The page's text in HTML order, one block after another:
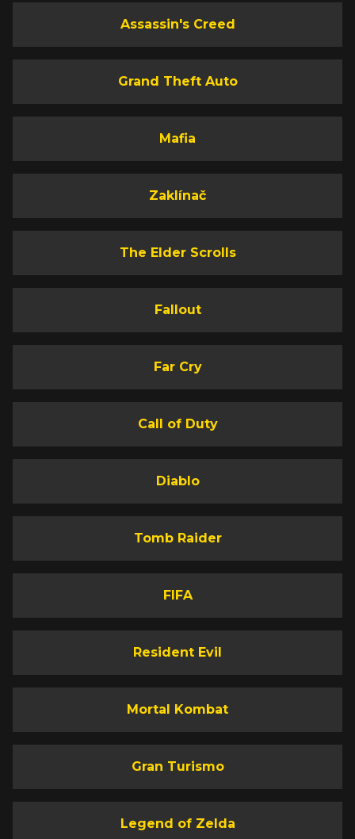
Assassin's Creed
Grand Theft Auto
Mafia
Zaklínač
The Elder Scrolls
Fallout
Far Cry
Call of Duty
Diablo
Tomb Raider
FIFA
Resident Evil
Mortal Kombat
Gran Turismo
Legend of Zelda